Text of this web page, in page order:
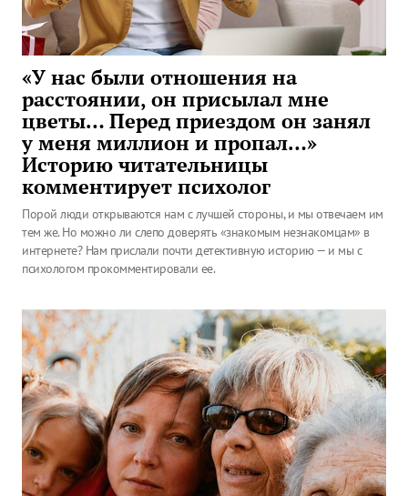
«У нас были отношения на
расстоянии, он присылал мне
цветы… Перед приездом он занял
у меня миллион и пропал…»
Историю читательницы
комментирует психолог
Порой люди открываются нам с лучшей стороны, и мы отвечаем им
тем же. Но можно ли слепо доверять «знакомым незнакомцам» в
интернете? Нам прислали почти детективную историю — и мы с
психологом прокомментировали ее.